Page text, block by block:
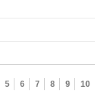
5 6 7 8 9 10